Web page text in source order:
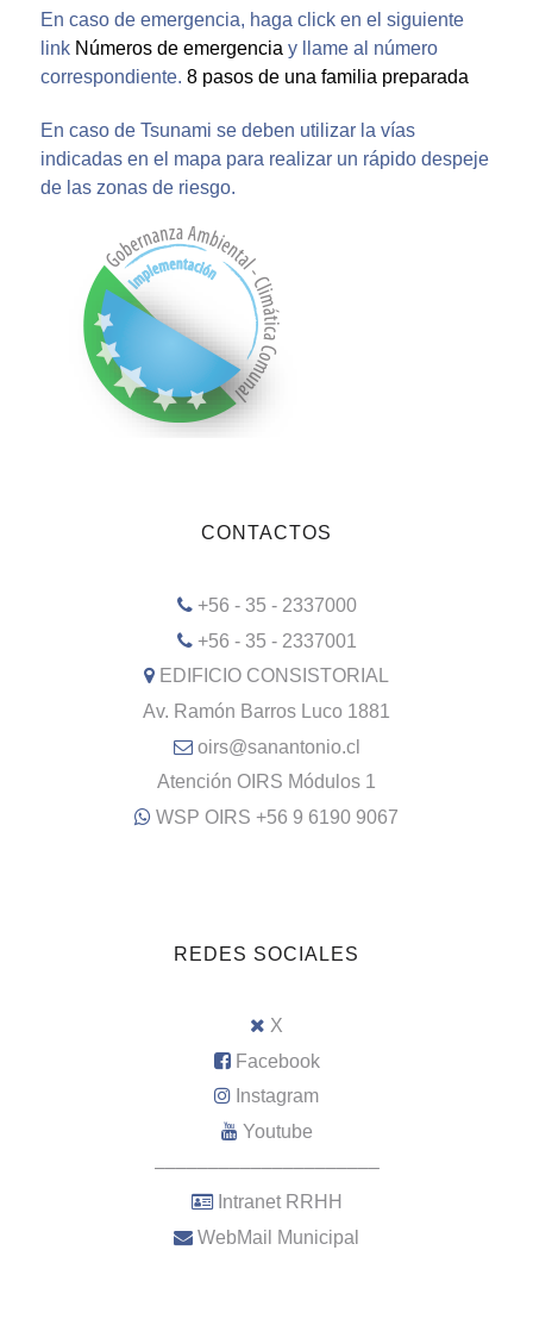
En caso de emergencia, haga click en el siguiente
link Números de emergencia y llame al número
correspondiente. 8 pasos de una familia preparada
En caso de Tsunami se deben utilizar la vías
indicadas en el mapa para realizar un rápido despeje
de las zonas de riesgo.
CONTACTOS
+56 - 35 - 2337000
+56 - 35 - 2337001
EDIFICIO CONSISTORIAL
Av. Ramón Barros Luco 1881
oirs@sanantonio.cl
Atención OIRS Módulos 1
WSP OIRS +56 9 6190 9067
REDES SOCIALES
X
Facebook
Instagram
Youtube
–––––––––––––––––––––
Intranet RRHH
WebMail Municipal